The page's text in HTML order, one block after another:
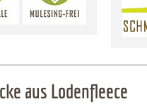
aus Lodenfleece